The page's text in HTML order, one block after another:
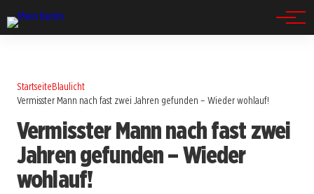
StartseiteBlaulicht
Vermisster Mann nach fast zwei Jahren gefunden – Wieder wohlauf!
Vermisster Mann nach fast zwei
Jahren gefunden – Wieder
wohlauf!